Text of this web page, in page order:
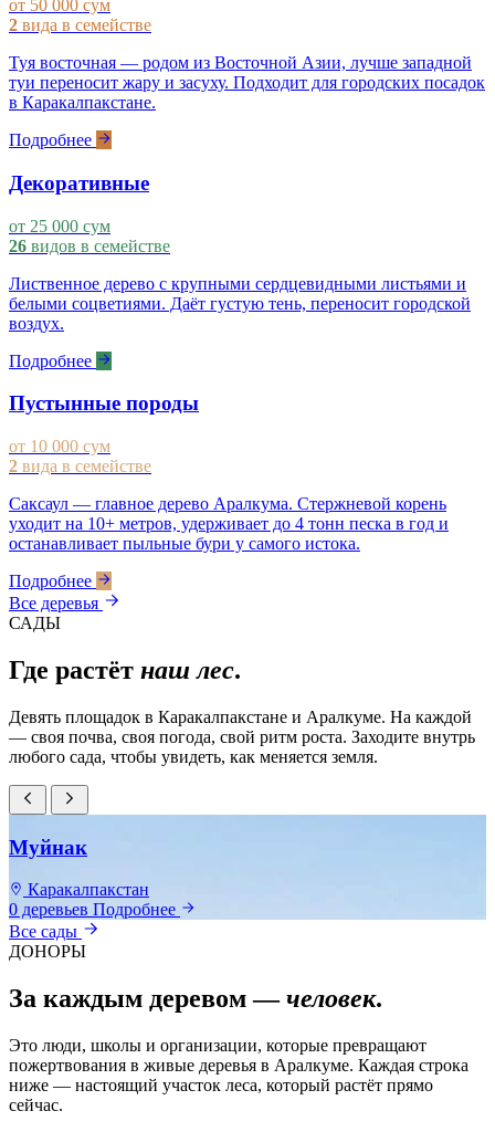
от 50 000 сум
2 вида в семействе
Туя восточная — родом из Восточной Азии, лучше западной
туи переносит жару и засуху. Подходит для городских посадок
в Каракалпакстане.
Подробнее
Декоративные
от 25 000 сум
26 видов в семействе
Лиственное дерево с крупными сердцевидными листьями и
белыми соцветиями. Даёт густую тень, переносит городской
воздух.
Подробнее
Пустынные породы
от 10 000 сум
2 вида в семействе
Саксаул — главное дерево Аралкума. Стержневой корень
уходит на 10+ метров, удерживает до 4 тонн песка в год и
останавливает пыльные бури у самого истока.
Подробнее
Все деревья
САДЫ
Где растёт наш лес.
Девять площадок в Каракалпакстане и Аралкуме. На каждой
— своя почва, своя погода, свой ритм роста. Заходите внутрь
любого сада, чтобы увидеть, как меняется земля.
Муйнак
Каракалпакстан
0 деревьев Подробнее
Все сады
ДОНОРЫ
За каждым деревом —человек.
Это люди, школы и организации, которые превращают
пожертвования в живые деревья в Аралкуме. Каждая строка
ниже — настоящий участок леса, который растёт прямо
сейчас.